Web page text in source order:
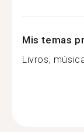
Mis temas
Livros,